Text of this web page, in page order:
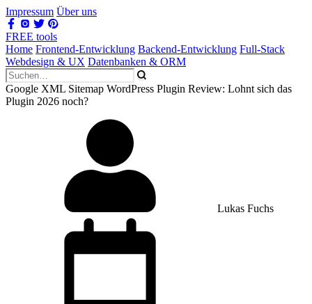
Impressum Über uns
FREE tools
Home Frontend-Entwicklung Backend-Entwicklung Full-Stack
Webdesign & UX Datenbanken & ORM
Google XML Sitemap WordPress Plugin Review: Lohnt sich das
Plugin 2026 noch?
Lukas Fuchs